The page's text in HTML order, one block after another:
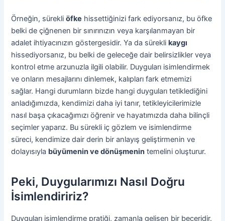
Örneğin, sürekliöfke hissettiğinizi fark ediyorsanız, bu öfke
belki de çiğnenen bir sınırınızın veya karşılanmayan bir
adalet ihtiyacınızın göstergesidir. Ya da süreklikaygı
hissediyorsanız, bu belki de geleceğe dair belirsizlikler veya
kontrol etme arzunuzla ilgili olabilir. Duyguları isimlendirmek
ve onların mesajlarını dinlemek, kalıpları fark etmemizi
sağlar. Hangi durumların bizde hangi duyguları tetiklediğini
anladığımızda, kendimizi daha iyi tanır, tetikleyicilerimizle
nasıl başa çıkacağımızı öğrenir ve hayatımızda daha bilinçli
seçimler yaparız. Bu sürekli iç gözlem ve isimlendirme
süreci, kendimize dair derin bir anlayış geliştirmenin ve
dolayısıyla büyümenin ve dönüşmenin temelini oluşturur.
Peki, Duygularımızı Nasıl Doğru
İsimlendiririz?
Duyguları isimlendirme pratiği, zamanla gelişen bir beceridir.